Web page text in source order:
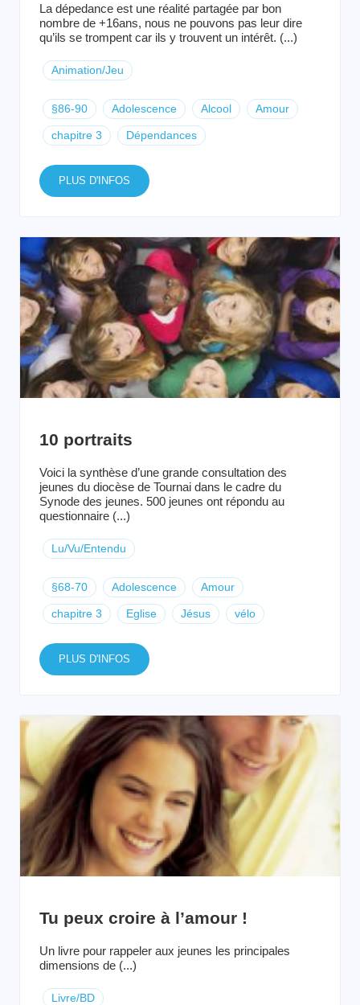
La dépedance est une réalité partagée par bon
nombre de +16ans, nous ne pouvons pas leur dire
qu’ils se trompent car ils y trouvent un intérêt. (...)
Animation/Jeu
§86-90 Adolescence Alcool Amour
chapitre 3 Dépendances
PLUS D'INFOS
10 portraits
Voici la synthèse d’une grande consultation des
jeunes du diocèse de Tournai dans le cadre du
Synode des jeunes. 500 jeunes ont répondu au
questionnaire (...)
Lu/Vu/Entendu
§68-70 Adolescence Amour
chapitre 3 Eglise Jésus vélo
PLUS D'INFOS
Tu peux croire à l’amour !
Un livre pour rappeler aux jeunes les principales
dimensions de (...)
Livre/BD